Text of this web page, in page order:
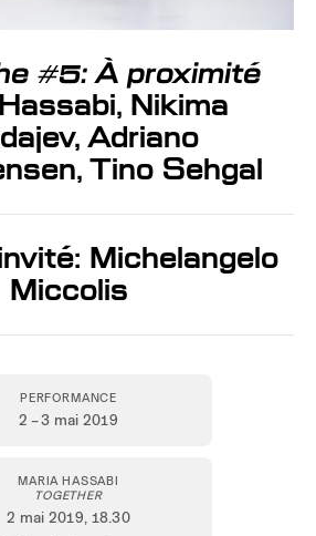
#5: À proximité
Nikima
Adriano
Tino Sehgal
Michelangelo
Miccolis
PERFORMANCE
2 – 3 mai 2019
MARIA HASSABI
TOGETHER
2 mai 2019, 18.30